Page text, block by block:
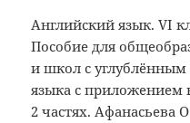
Английский язык. VI
Пособие для
и школ с углублённым
языка с приложением
2 частях. Афанасьева